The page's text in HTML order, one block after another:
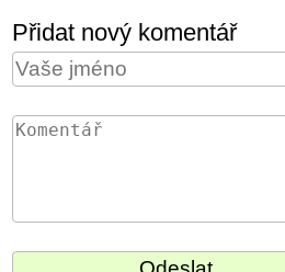
Přidat nový komentář